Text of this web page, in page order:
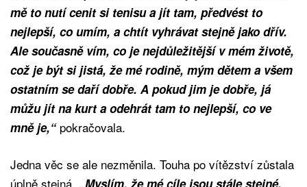
mě to nutí cenit si tenisu a jít tam, předvést to
nejlepší, co umím, a chtít vyhrávat stejně jako dřív.
Ale současně vím, co je nejdůležitější v mém životě,
což je být si jistá, že mé rodině, mým dětem a všem
ostatním se daří dobře. A pokud jim je dobře, já
můžu jít na kurt a odehrát tam to nejlepší, co ve
mně je,“pokračovala.
Jedna věc se ale nezměnila. Touha po vítězství zůstala
úplně stejná.